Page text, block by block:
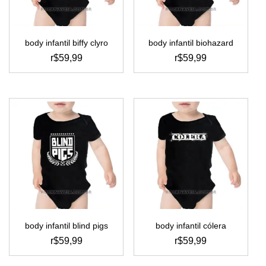
na
página
produto
na
página
produto
body infantil biffy clyro
r$59,99
este
tem
várias
variantes.
as
opções
podem
escolhidas
na
página
produto
body infantil biohazard
r$59,99
este
tem
várias
variantes.
as
opções
podem
escolhidas
na
página
produto
body infantil blind pigs
r$59,99
este
body infantil cólera
r$59,99
este